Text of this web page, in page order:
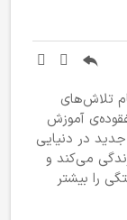
تلاش‌های
آموزش
در دنیایی
می‌کند و
را بیشتر